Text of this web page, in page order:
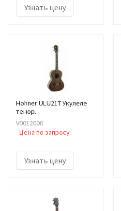
Узнать цену
Hohner ULU21T Укулеле
тенор.
V0012000
Цена по запросу
Узнать цену